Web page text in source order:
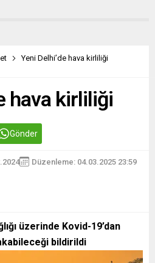
Yeni Delhi’de hava kirliliği
hava kirliliği
Gönder
Düzenleme: 04.03.2025 23:59
üzerinde Kovid-19’dan
bildirildi